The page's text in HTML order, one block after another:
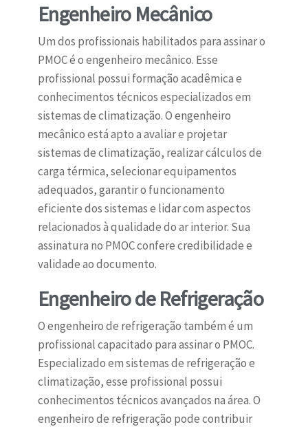
Engenheiro Mecânico
Um dos profissionais habilitados para assinar o
PMOC é o engenheiro mecânico. Esse
profissional possui formação acadêmica e
conhecimentos técnicos especializados em
sistemas de climatização. O engenheiro
mecânico está apto a avaliar e projetar
sistemas de climatização, realizar cálculos de
carga térmica, selecionar equipamentos
adequados, garantir o funcionamento
eficiente dos sistemas e lidar com aspectos
relacionados à qualidade do ar interior. Sua
assinatura no PMOC confere credibilidade e
validade ao documento.
Engenheiro de Refrigeração
O engenheiro de refrigeração também é um
profissional capacitado para assinar o PMOC.
Especializado em sistemas de refrigeração e
climatização, esse profissional possui
conhecimentos técnicos avançados na área. O
engenheiro de refrigeração pode contribuir